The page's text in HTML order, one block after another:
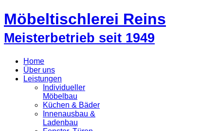
Möbeltischlerei Reins
Meisterbetrieb seit 1949
Home
Über uns
Leistungen
Individueller
Möbelbau
Küchen & Bäder
Innenausbau &
Ladenbau